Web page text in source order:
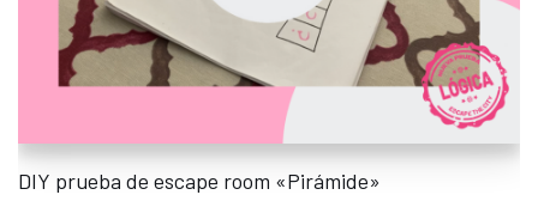
DIY prueba de escape room «Pirámide»